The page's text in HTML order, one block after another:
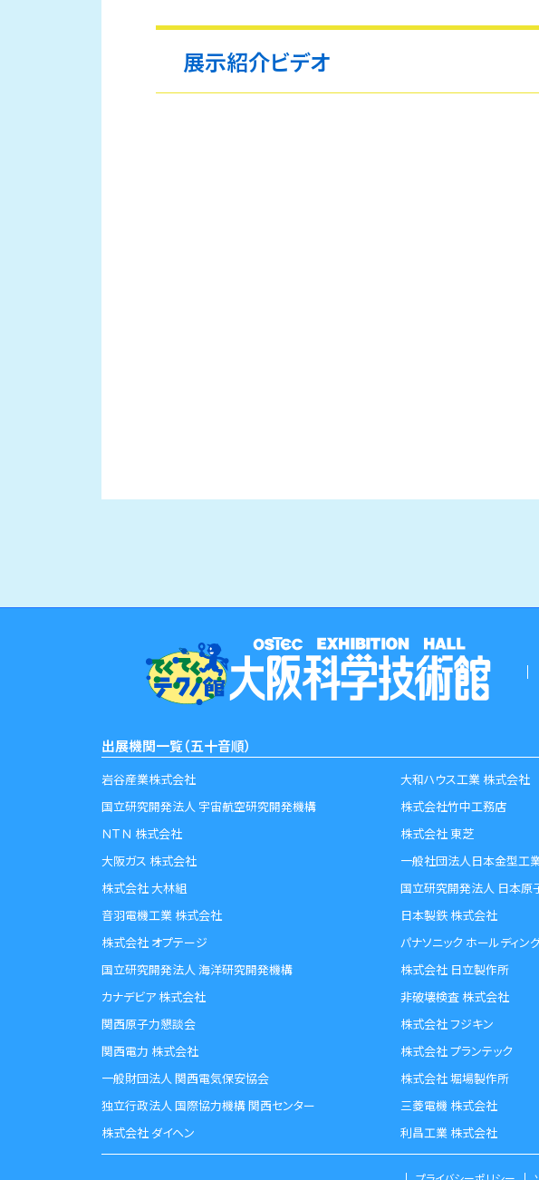
展示紹介ビデオ
出展機関一覧（五十音順）
岩谷産業株式会社
国立研究開発法人 宇宙航空研究開発機構
ＮＴＮ 株式会社
大阪ガス 株式会社
株式会社 大林組
音羽電機工業 株式会社
株式会社 オプテージ
国立研究開発法人 海洋研究開発機構
カナデビア 株式会社
関西原子力懇談会
関西電力 株式会社
一般財団法人 関西電気保安協会
独立行政法人 国際協力機構 関西センター
株式会社 ダイヘン
大和ハウス工業 株式会社
株式会社竹中工務店
株式会社 東芝
一般社団法人日本金型工
国立研究開発法人 日本原
日本製鉄 株式会社
パナソニック ホールディン
株式会社 日立製作所
非破壊検査 株式会社
株式会社 フジキン
株式会社 プランテック
株式会社 堀場製作所
三菱電機 株式会社
利昌工業 株式会社